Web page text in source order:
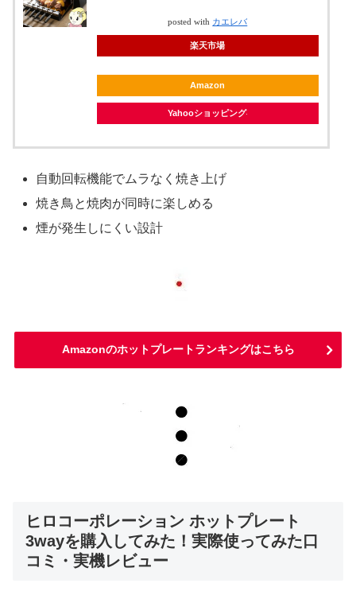
posted with カエレバ
楽天市場
Amazon
Yahooショッピング
自動回転機能でムラなく焼き上げ
焼き鳥と焼肉が同時に楽しめる
煙が発生しにくい設計
Amazonのホットプレートランキングはこちら
ヒロコーポレーション ホットプレート
3wayを購入してみた！実際使ってみた口
コミ・実機レビュー